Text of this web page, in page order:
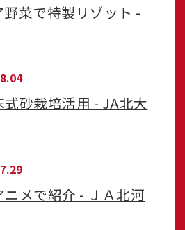
菜で特製リゾット -
砂栽培活用 - JA北大
メで紹介 - ＪＡ北河